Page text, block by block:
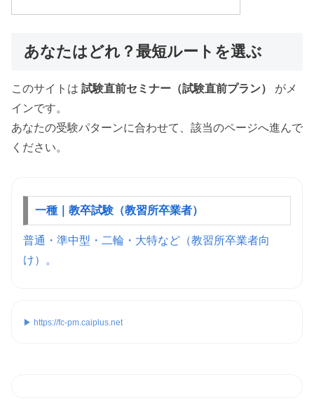
あなたはどれ？最短ルートを選ぶ
このサイトは 試験直前セミナー（試験直前プラン）
がメ
インです。
あなたの受験パターンに合わせて、該当のページへ進んで
ください。
一種｜教卒試験（教習所卒業者）
普通・準中型・二輪・大特など（教習所卒業者向
け）。
▶ https://fc-pm.caiplus.net